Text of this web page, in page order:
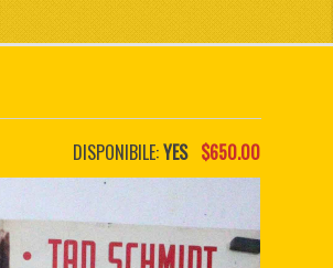
DISPONIBILE:YES $650.00